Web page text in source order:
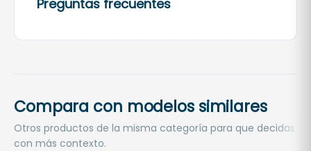
Preguntas frecuentes
Compara con modelos similares
Otros productos de la misma categoría para que decidas
con más contexto.